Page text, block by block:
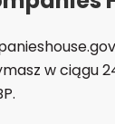
w ciągu